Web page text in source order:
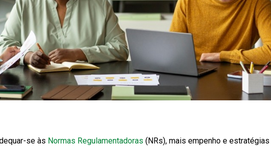
se às Normas Regulamentadoras (NRs), mais empenho e